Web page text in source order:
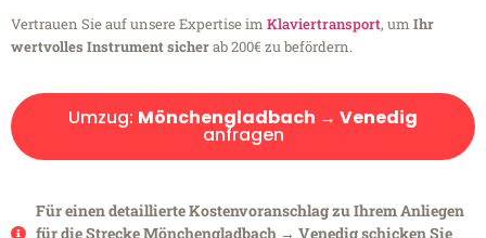
Vertrauen Sie auf unsere Expertise im Klaviertransport, um Ihr
wertvolles Instrument sicherab 200€ zu befördern.
Umzug: Mönchengladbach → Venedig
anfragen
Für einen detaillierte Kostenvoranschlag zu Ihrem Anliegen
für die Strecke Mönchengladbach → Venedig schicken Sie